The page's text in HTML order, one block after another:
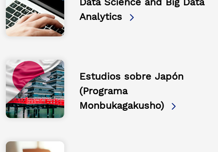
Analytics
Estudios sobre Japón
(Programa
Monbukagakusho)